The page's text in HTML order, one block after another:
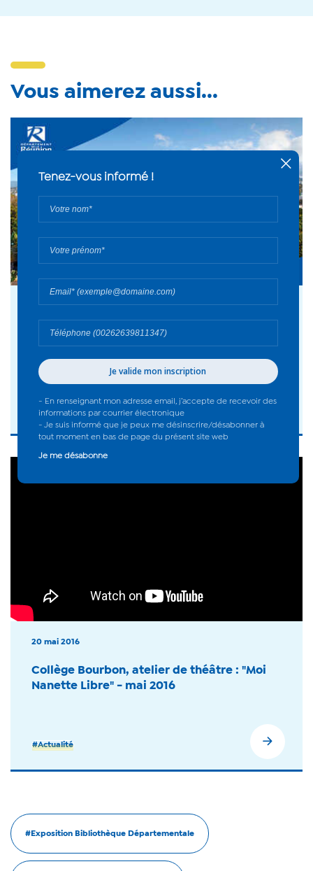
Vous aimerez aussi...
16 déc. 2016
Sommet de la Francophonie :
compétition nationale de théâtre 2016
#Océan Indien
20 mai 2016
Collège Bourbon, atelier de théâtre : "Moi
Nanette Libre" - mai 2016
#Actualité
#Exposition Bibliothèque Départementale